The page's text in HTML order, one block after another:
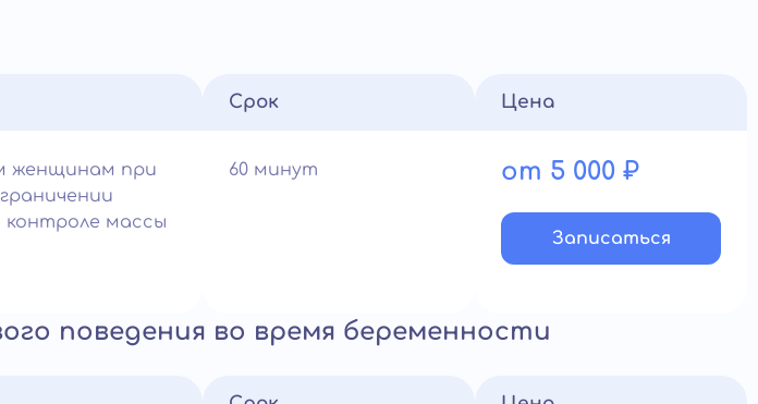
женщинам при
контроле массы
Срок
60 минут
Цена
от 5 000 ₽
Записатьcя
поведения во время беременности